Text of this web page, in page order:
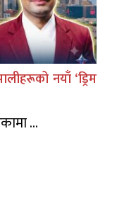
नयाँ ‘ड्रिम
...